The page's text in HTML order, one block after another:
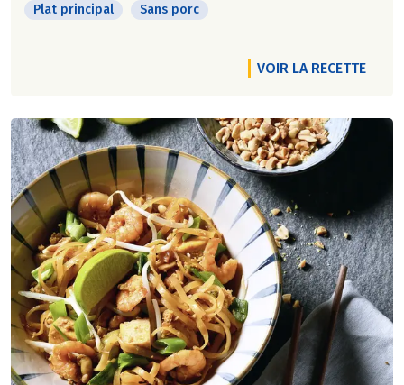
Plat principal Sans porc
VOIR LA RECETTE